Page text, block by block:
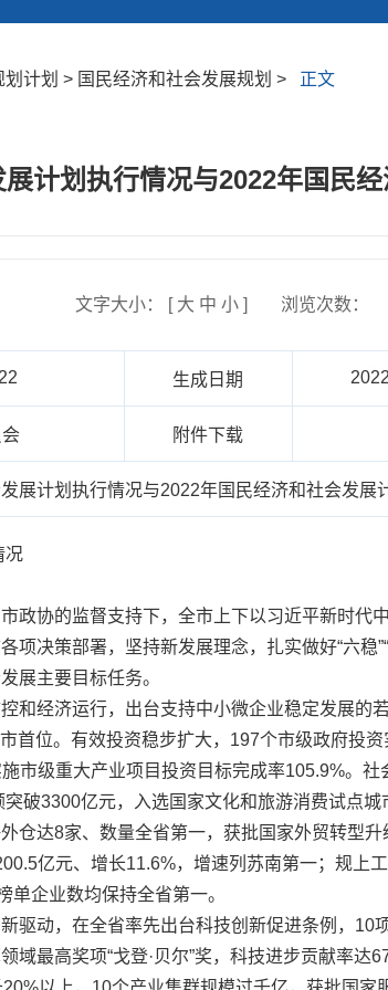
计划 > 国民经济和社会发展规划 > 正文
计划执行情况与2022年国民
文字大小： [ 大 中 小] 浏览次数：
生成日期
附件下载
展计划执行情况与2022年国民经济和社会发展
况
协的监督支持下，全市上下以习近平新时代
决策部署，坚持新发展理念，扎实做好“六稳
展主要目标任务。
经济运行，出台支持中小微企业稳定发展的
首位。有效投资稳步扩大，197个市级政府投
市级重大产业项目投资目标完成率105.9%。
破3300亿元，入选国家文化和旅游消费试点
仓达8家、数量全省第一，获批国家外贸转型
亿元、增长11.6%，增速列苏南第一；规上
企业数均保持全省第一。
动，在全省率先出台科技创新促进条例，10
域最高奖项“戈登·贝尔”奖，科技进步贡献率达